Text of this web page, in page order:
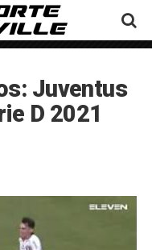
Juventus
D 2021